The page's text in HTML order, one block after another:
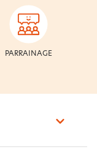
PARRAINAGE